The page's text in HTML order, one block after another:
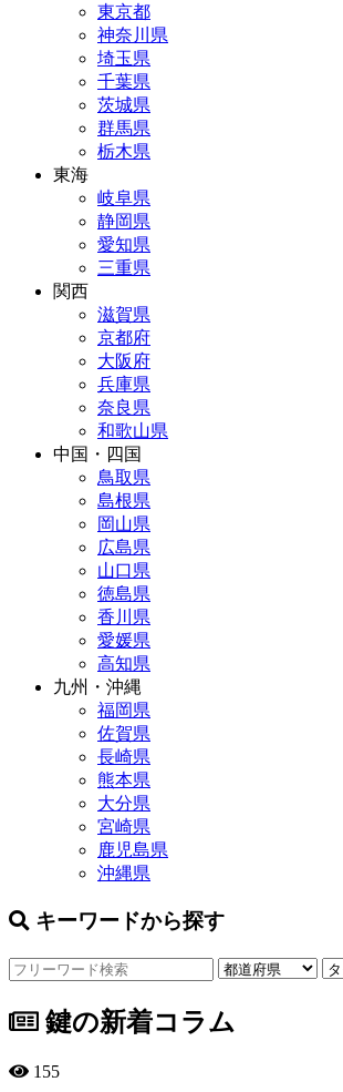
東京都
神奈川県
埼玉県
千葉県
茨城県
群馬県
栃木県
東海
岐阜県
静岡県
愛知県
三重県
関西
滋賀県
京都府
大阪府
兵庫県
奈良県
和歌山県
中国・四国
鳥取県
島根県
岡山県
広島県
山口県
徳島県
香川県
愛媛県
高知県
九州・沖縄
福岡県
佐賀県
長崎県
熊本県
大分県
宮崎県
鹿児島県
沖縄県
キーワードから探す
鍵の新着コラム
155